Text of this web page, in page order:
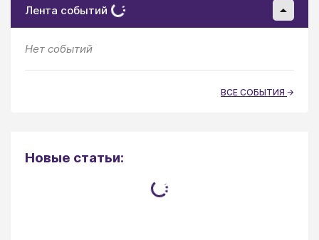
Лента событий
Нет событий
ВСЕ СОБЫТИЯ
Новые статьи: